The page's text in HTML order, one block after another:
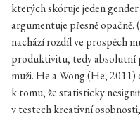
kterých skóruje jeden
argumentuje přesně
nachází rozdíl ve prospěch
produktivitu, tedy absolutní
muži. He a Wong (He,
k tomu, že statisticky
v testech kreativní